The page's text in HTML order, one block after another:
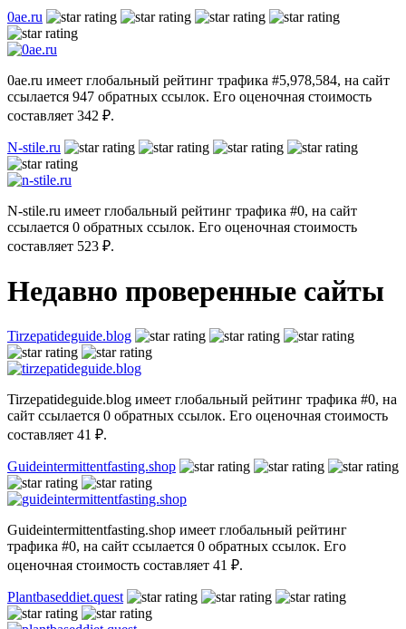
0ae.ru
0ae.ru имеет глобальный рейтинг трафика #5,978,584, на сайт
ссылается 947 обратных ссылок. Его оценочная стоимость
составляет 342 ₽.
N-stile.ru
N-stile.ru имеет глобальный рейтинг трафика #0, на сайт
ссылается 0 обратных ссылок. Его оценочная стоимость
составляет 523 ₽.
Недавно проверенные сайты
Tirzepatideguide.blog
Tirzepatideguide.blog имеет глобальный рейтинг трафика #0, на
сайт ссылается 0 обратных ссылок. Его оценочная стоимость
составляет 41 ₽.
Guideintermittentfasting.shop
Guideintermittentfasting.shop имеет глобальный рейтинг
трафика #0, на сайт ссылается 0 обратных ссылок. Его
оценочная стоимость составляет 41 ₽.
Plantbaseddiet.quest